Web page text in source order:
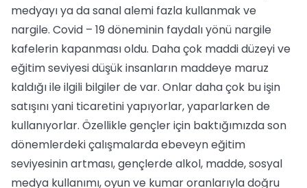
medyayı ya da sanal alemi fazla kullanmak ve
nargile. Covid – 19 döneminin faydalı yönü nargile
kafelerin kapanması oldu. Daha çok maddi düzeyi ve
eğitim seviyesi düşük insanların maddeye maruz
kaldığı ile ilgili bilgiler de var. Onlar daha çok bu işin
satışını yani ticaretini yapıyorlar, yaparlarken de
kullanıyorlar. Özellikle gençler için baktığımızda son
dönemlerdeki çalışmalarda ebeveyn eğitim
seviyesinin artması, gençlerde alkol, madde, sosyal
medya kullanımı, oyun ve kumar oranlarıyla doğru